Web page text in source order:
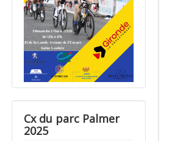
Cx du parc Palmer
2025